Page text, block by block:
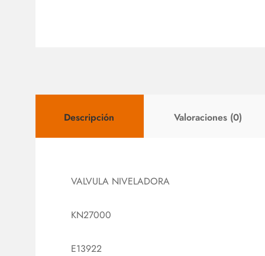
Descripción Valoraciones (0)
VALVULA NIVELADORA
KN27000
E13922